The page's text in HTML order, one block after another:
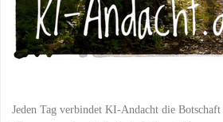
Jeden Tag verbindet KI-Andacht die